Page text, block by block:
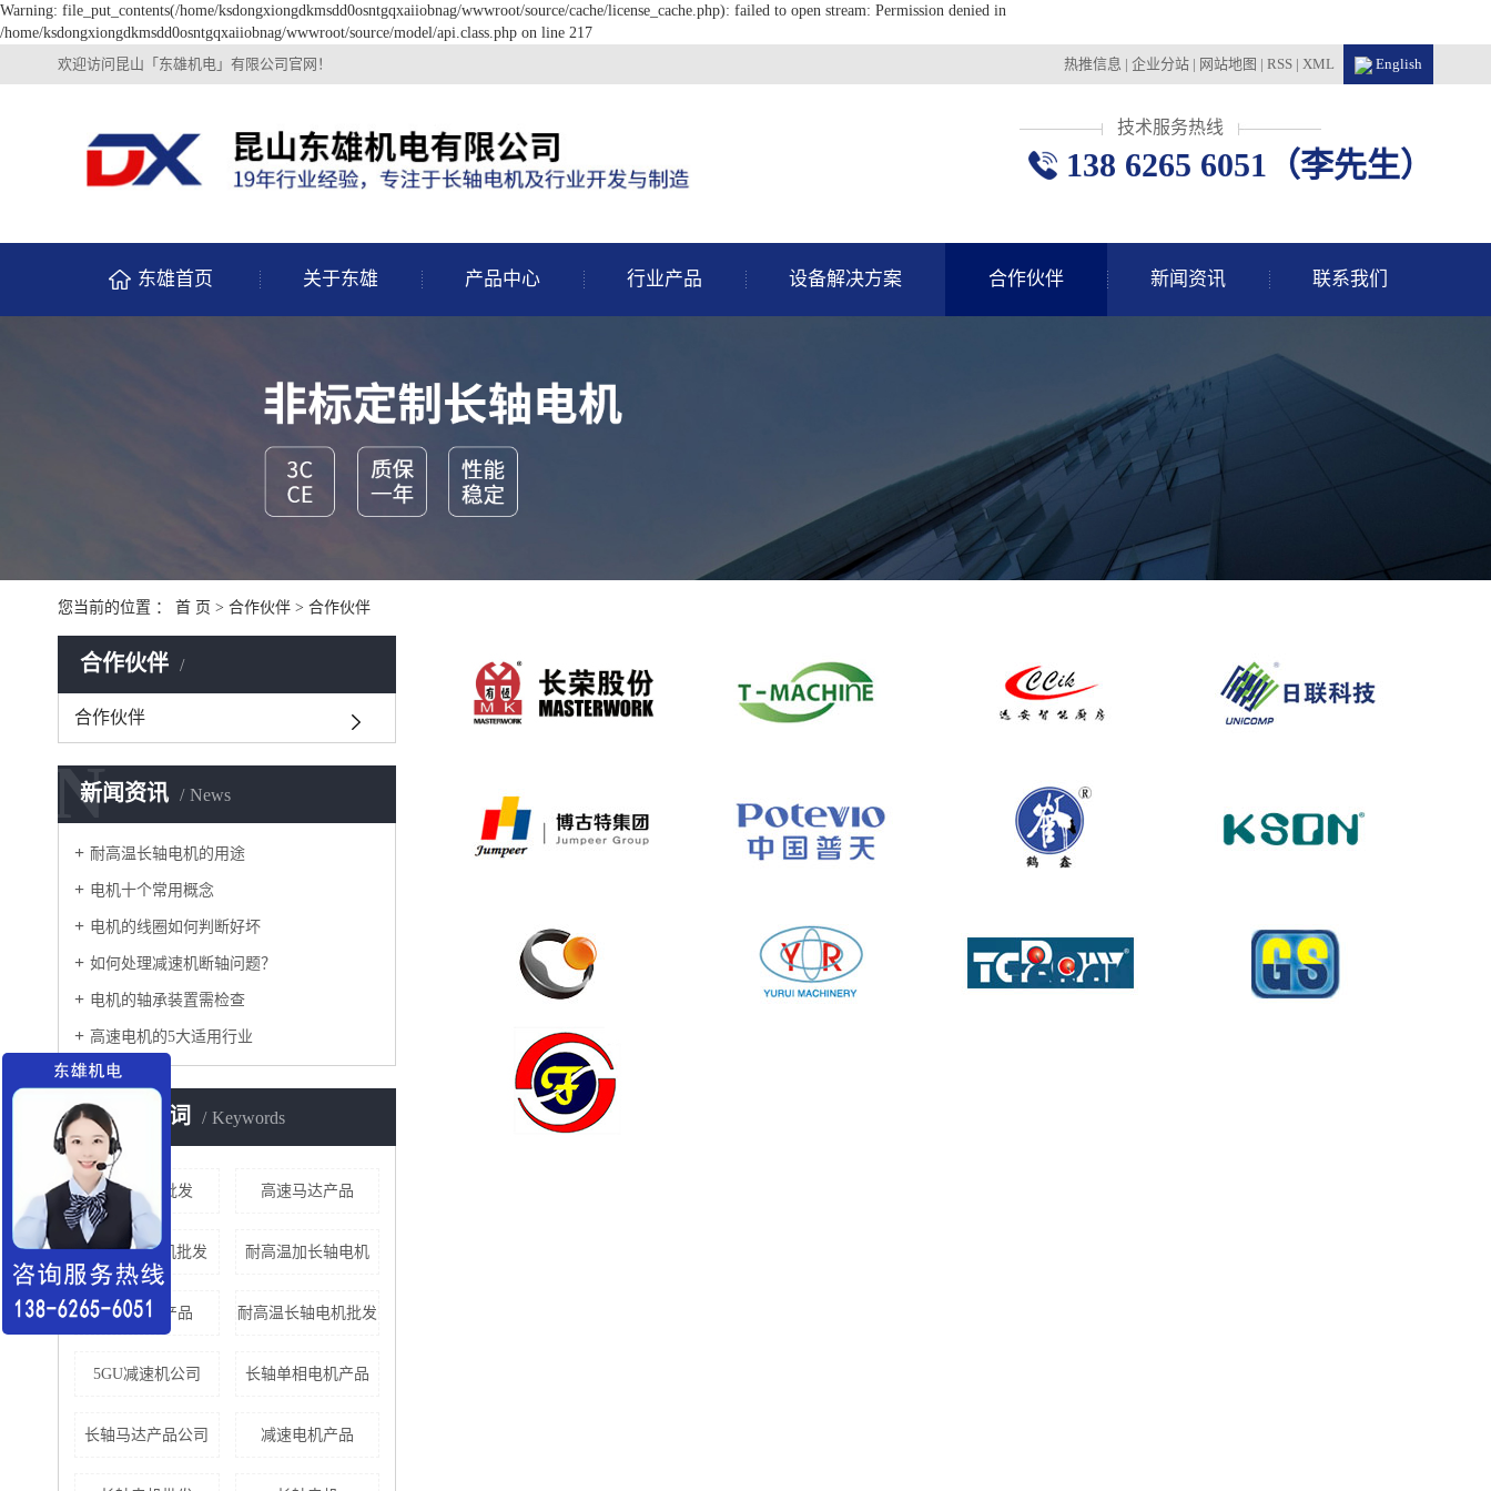
Warning: file_put_contents(/home/ksdongxiongdkmsdd0osntgqxaiiobnag/wwwroot/source/cache/license_cache.php): failed to open stream: Permission denied in
/home/ksdongxiongdkmsdd0osntgqxaiiobnag/wwwroot/source/model/api.class.php on line 217
欢迎访问昆山「东雄机电」有限公司官网！
English
热推信息 | 企业分站 | 网站地图 | RSS | XML
技术服务热线
138 6265 6051（李先生）
东雄首页 关于东雄 产品中心 行业产品 设备解决方案 合作伙伴 新闻资讯 联系我们
您当前的位置 ： 首 页 > 合作伙伴 > 合作伙伴
合作伙伴
合作伙伴
新闻资讯 News
N
耐高温长轴电机的用途
电机十个常用概念
电机的线圈如何判断好坏
如何处理减速机断轴问题？
电机的轴承装置需检查
高速电机的5大适用行业
热门关键词 Keywords
K
电机产品批发 高速马达产品
2HP长轴电机批发 耐高温加长轴电机
长轴电机产品 耐高温长轴电机批发
5GU减速机公司 长轴单相电机产品
长轴马达产品公司 减速电机产品